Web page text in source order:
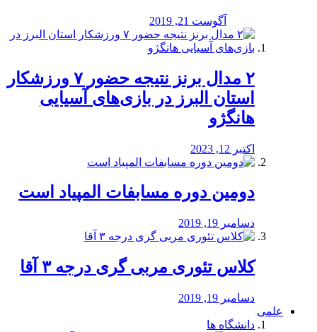
آگوست 21, 2019
۲ مدال برنز نتیجه حضور ۷ ورزشکار
استان البرز در بازی‌های آسیایی
هانگژو
اکتبر 12, 2023
دومین دوره مسابفات المپیاد است
دسامبر 19, 2019
کلاس تئوری مربی گری درجه ۳ آقا
دسامبر 19, 2019
علمی
دانشگاه ها